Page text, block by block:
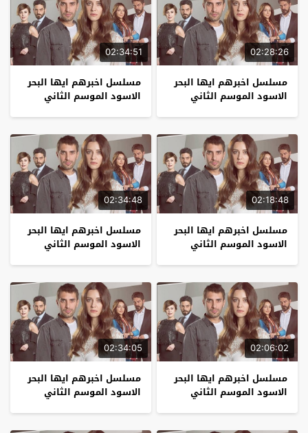
02:28:26
مسلسل اخبرهم ايها البحر
الاسود الموسم الثاني
02:34:51
مسلسل اخبرهم ايها البحر
الاسود الموسم الثاني
02:18:48
مسلسل اخبرهم ايها البحر
الاسود الموسم الثاني
02:34:48
مسلسل اخبرهم ايها البحر
الاسود الموسم الثاني
02:06:02
مسلسل اخبرهم ايها البحر
الاسود الموسم الثاني
02:34:05
مسلسل اخبرهم ايها البحر
الاسود الموسم الثاني